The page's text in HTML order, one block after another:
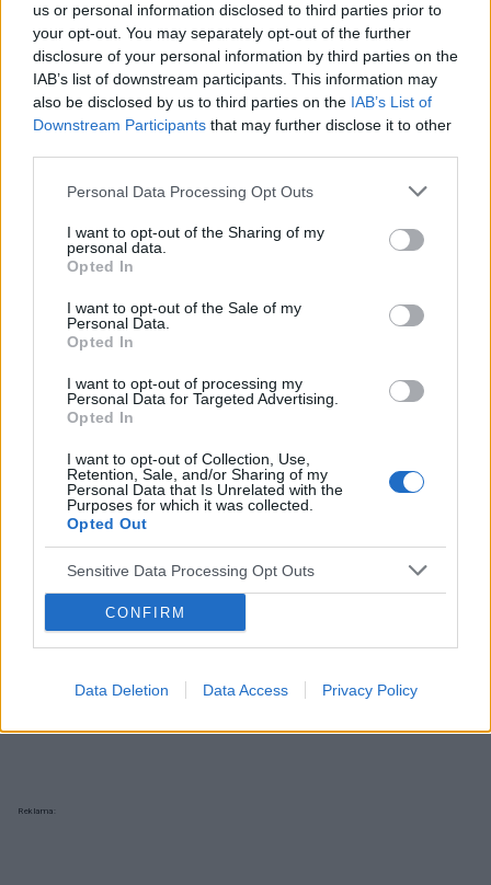
us or personal information disclosed to third parties prior to
your opt-out. You may separately opt-out of the further
disclosure of your personal information by third parties on the
IAB’s list of downstream participants. This information may
also be disclosed by us to third parties on the IAB’s List of
Downstream Participants that may further disclose it to other
Personal Data Processing Opt Outs
I want to opt-out of the Sharing of my
personal data.
Opted In
I want to opt-out of the Sale of my
Personal Data.
Opted In
I want to opt-out of processing my
Personal Data for Targeted Advertising.
Opted In
I want to opt-out of Collection, Use,
Retention, Sale, and/or Sharing of my
Personal Data that Is Unrelated with the
Purposes for which it was collected.
Opted Out
Sensitive Data Processing Opt Outs
CONFIRM
Data Deletion Data Access Privacy Policy
Często korzystasz z AI? Twoje samopoczucie
może nie być najlepsze!
‹ ›
Reklama:
Reklama: